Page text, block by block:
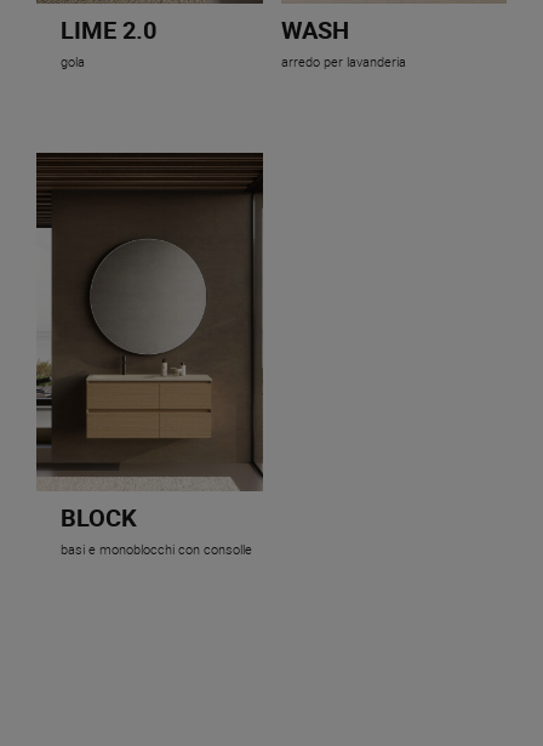
LIME 2.0
gola
WASH
arredo per lavanderia
BLOCK
basi e monoblocchi con consolle